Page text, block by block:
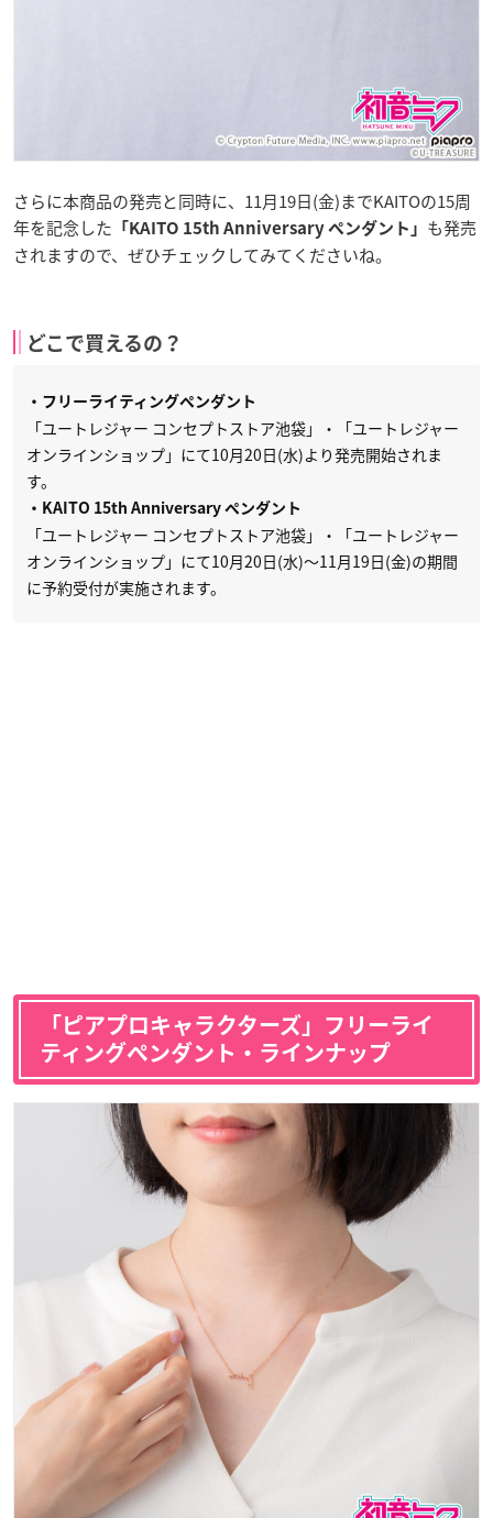
さらに本商品の発売と同時に、11月19日(金)までKAITOの15周
年を記念した 「KAITO 15th Anniversary ペンダント」 も発売
されますので、ぜひチェックしてみてくださいね。
どこで買えるの？
・フリーライティングペンダント
「ユートレジャー コンセプトストア池袋」・「ユートレジャー
オンラインショップ」にて10月20日(水)より発売開始されま
す。
・KAITO 15th Anniversary ペンダント
「ユートレジャー コンセプトストア池袋」・「ユートレジャー
オンラインショップ」にて10月20日(水)～11月19日(金)の期間
に予約受付が実施されます。
「ピアプロキャラクターズ」フリーライ
ティングペンダント・ラインナップ